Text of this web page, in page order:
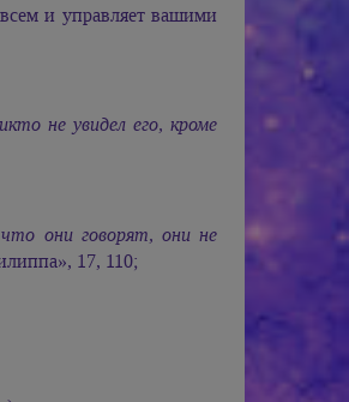
и управляет вашими
не увидел его, кроме
они говорят, они не
17, 110;